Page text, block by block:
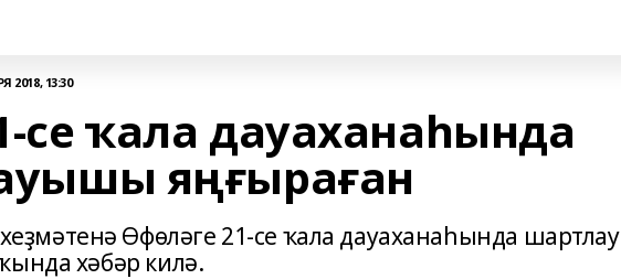
2018, 13:30
се ҡала дауаханаһында
яңғыраған
Өфөләге 21-се ҡала дауаханаһында шартлау
хәбәр килә.